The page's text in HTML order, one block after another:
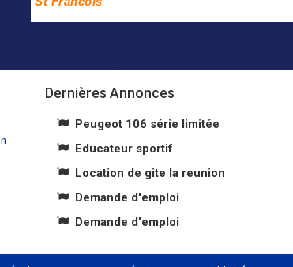
Dernières Annonces
Peugeot 106 série limitée
Educateur sportif
Location de gite la reunion
Demande d'emploi
Demande d'emploi